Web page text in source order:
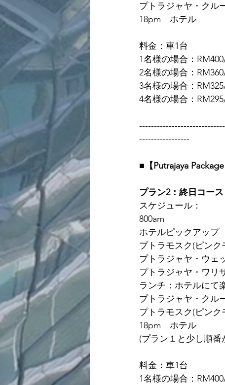
プトラジャヤ・クル
18pm　ホテル
料金：車1台
1名様の場合：
2名様の場合：
3名様の場合：
4名様の場合：
-----------------
■【Putrajaya
プラン2：終日コー
スケジュール：
800am
ホテルピックアップ
プトラモスク(ピンク
プトラジャヤ・ウェ
プトラジャヤ・ワリ
ランチ：ホテルにて
プトラジャヤ・クル
プトラモスク(ピン
18pm　ホテル
(プラン１と少し順番
料金：車1台
1名様の場合：